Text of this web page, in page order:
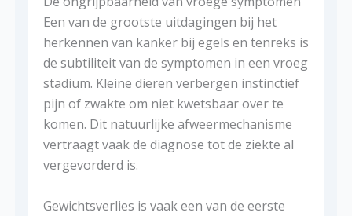
Een van de grootste uitdagingen bij het
herkennen van kanker bij egels en tenreks is
de subtiliteit van de symptomen in een vroeg
stadium. Kleine dieren verbergen instinctief
pijn of zwakte om niet kwetsbaar over te
komen. Dit natuurlijke afweermechanisme
vertraagt ​​vaak de diagnose tot de ziekte al
vergevorderd is.
Gewichtsverlies is vaak een van de eerste